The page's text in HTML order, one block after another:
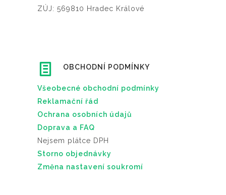
ZÚJ: 569810 Hradec Králové
OBCHODNÍ PODMÍNKY
Všeobecné obchodní podmínky
Reklamační řád
Ochrana osobních údajů
Doprava a FAQ
Nejsem plátce DPH
Storno objednávky
Změna nastavení soukromí